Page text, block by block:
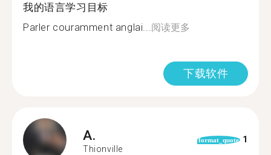
我的语言学习目标
Parler couramment anglai... 阅读更多
下载软件
A.
Thionville
format_quote 1